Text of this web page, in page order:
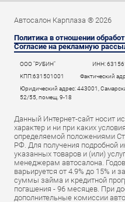
Автосалон Карплаза ® 2026
Политика в отношении
Согласие на рекламную
ООО "РУБИН" ИНН:
КПП:631501001
Фактический
Юридический адрес: 443001,
52/55, помещ. 9-18
Данный Интернет-сайт носит
характер и ни при каких
определяемой положениями
РФ. Для получения подробной
указанных товаров и (или)
менеджерам автосалона.
варьируется от 4.9% до 15% и
суммы займа и кредитной
погашения - 96 месяцев. При
дополнительные комиссии